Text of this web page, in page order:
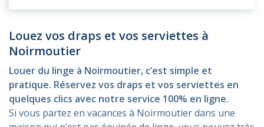
Louez vos draps et vos serviettes à
Noirmoutier
Louer du linge à Noirmoutier, c’est simple et
pratique. Réservez vos draps et vos serviettes en
quelques clics avec notre service 100% en ligne.
Si vous partez en vacances à Noirmoutierdans une